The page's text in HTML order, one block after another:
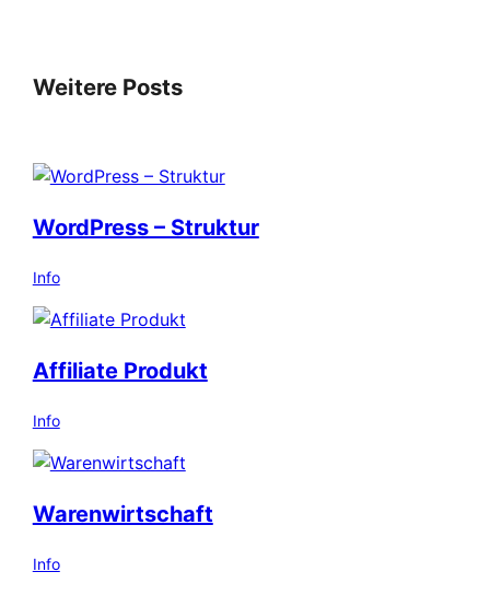
Weitere Posts
WordPress – Struktur
Info
Affiliate Produkt
Info
Warenwirtschaft
Info